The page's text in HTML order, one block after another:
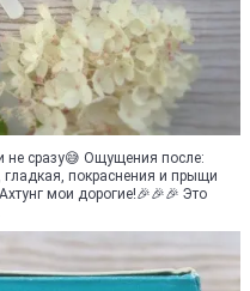
не сразу😅 Ощущения после:
покраснения и прыщи
Ахтунг мои дорогие!🎉🎉🎉 Это